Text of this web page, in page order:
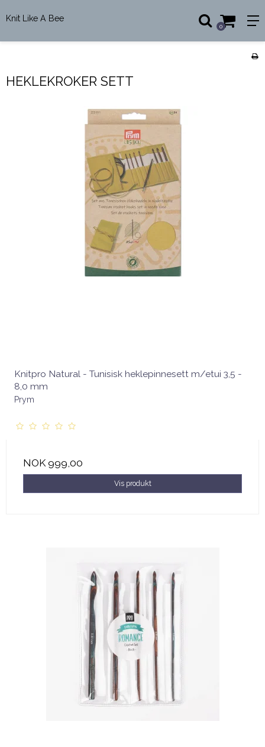
Knit Like A Bee
0
HEKLEKROKER SETT
Knitpro Natural - Tunisisk heklepinnesett m/etui 3,5 -
8,0 mm
Prym
NOK 999,00
Vis produkt